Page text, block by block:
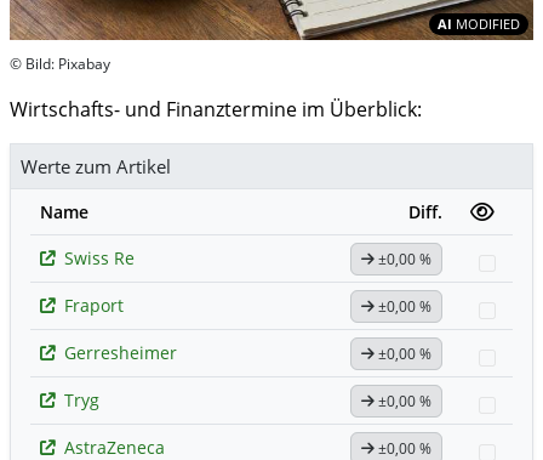
AI MODIFIED
© Bild: Pixabay
Wirtschafts- und Finanztermine im Überblick:
Werte zum Artikel
Name
Diff.
Swiss Re
±0,00 %
Fraport
±0,00 %
Gerresheimer
±0,00 %
Tryg
±0,00 %
AstraZeneca
±0,00 %